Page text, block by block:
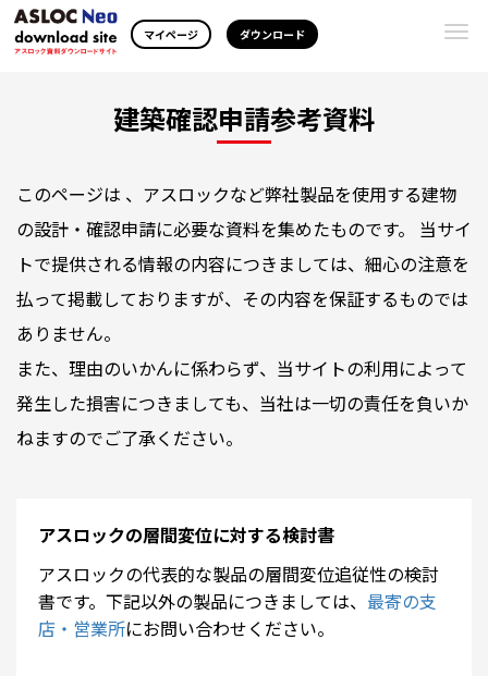
マイページ ダウンロード
建築確認申請参考資料
このページは 、アスロックなど弊社製品を使用する建物
の設計・確認申請に必要な資料を集めたものです。 当サイ
トで提供される情報の内容につきましては、細心の注意を
払って掲載しておりますが、その内容を保証するものでは
ありません。
また、理由のいかんに係わらず、当サイトの利用によって
発生した損害につきましても、当社は一切の責任を負いか
ねますのでご了承ください。
アスロックの層間変位に対する検討書
アスロックの代表的な製品の層間変位追従性の検討
書です。下記以外の製品につきましては、 最寄の支
店・営業所にお問い合わせください。